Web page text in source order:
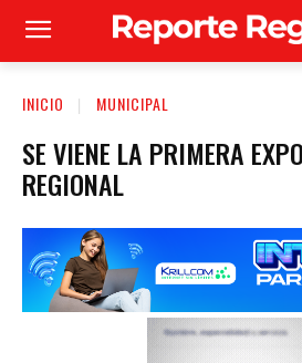
INICIO MUNICIPAL
SE VIENE LA PRIMERA
REGIONAL